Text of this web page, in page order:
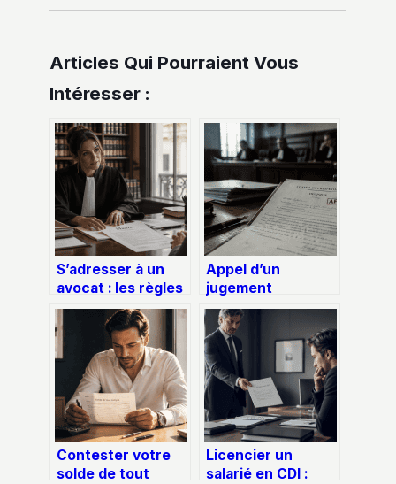
Articles Qui Pourraient Vous
Intéresser :
S’adresser à un
avocat : les règles
de politesse
indispensables
pour votre premier
rendez-vous
Appel d’un
jugement
prud’homal : le
seuil de 5 000 € et
les 4 règles pour
sécuriser votre
recours
Contester votre
solde de tout
Licencier un
salarié en CDI :